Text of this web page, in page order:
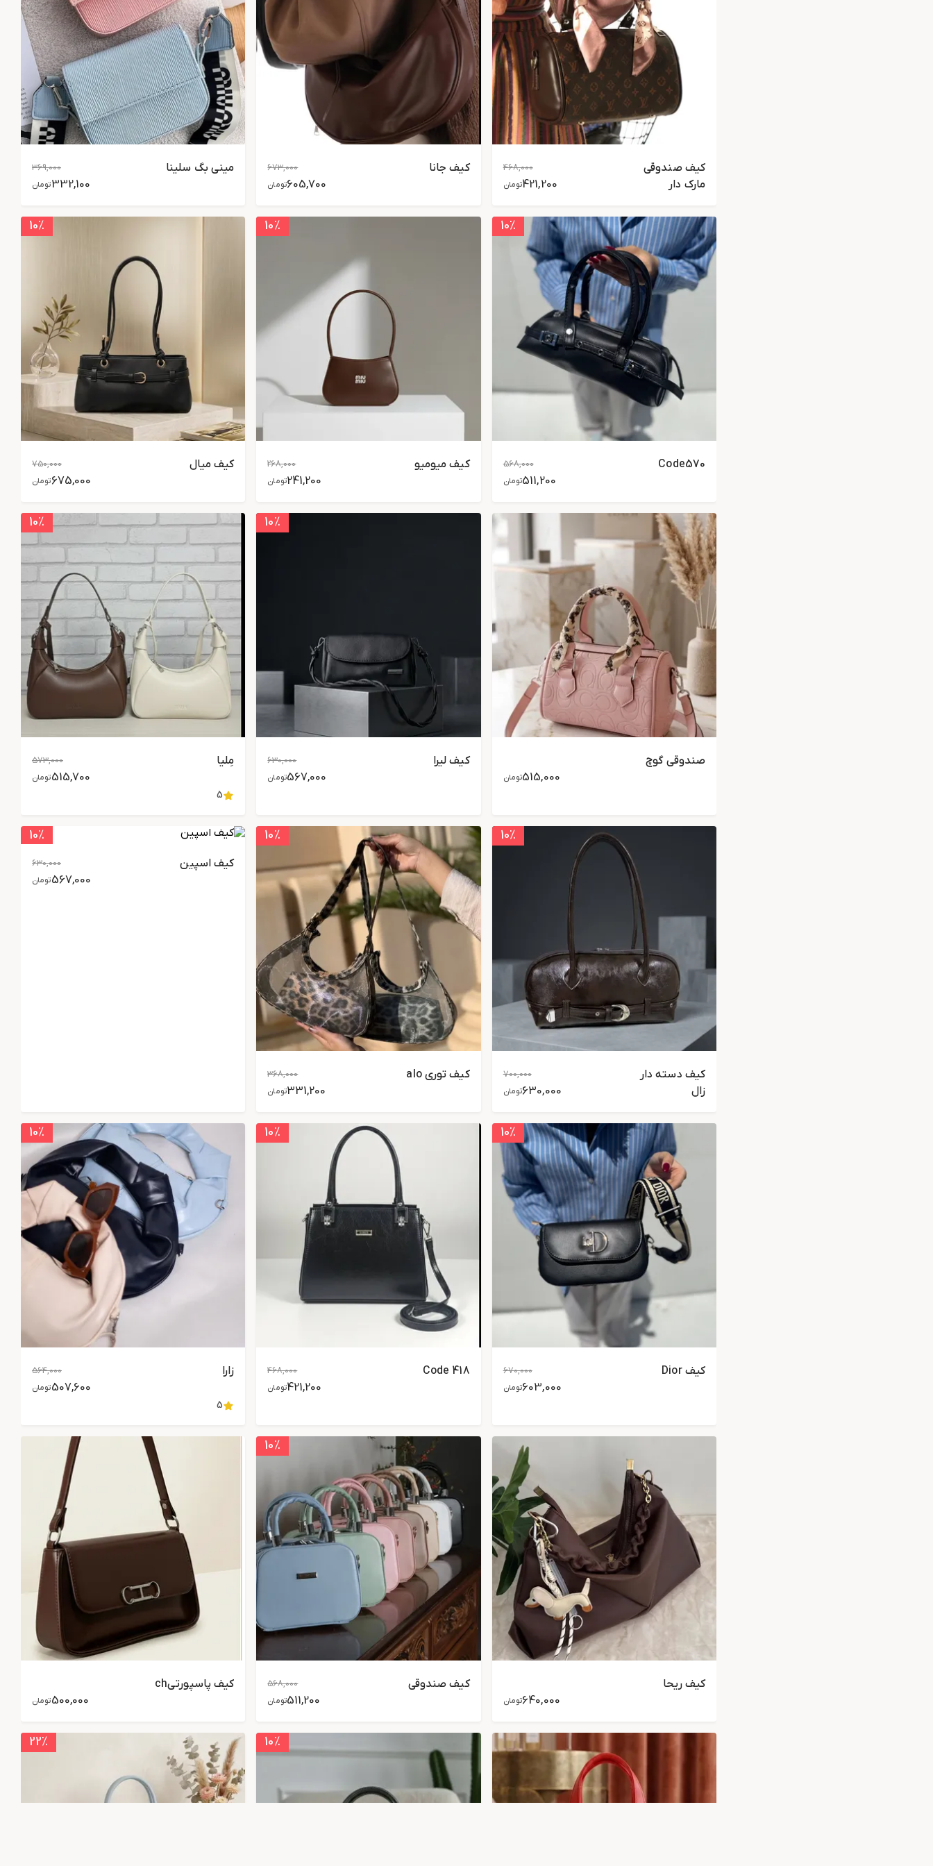
کیف صندوقی
مارک دار
468,000
421,200تومان
کیف جانا 673,000
605,700تومان
مینی بگ سلینا 369,000
332,100تومان
10٪
Code570
568,000
511,200تومان
10٪
کیف میومیو 268,000
241,200تومان
10٪
کیف میال 750,000
675,000تومان
صندوقی گوچ
515,000تومان
10٪
کیف لیرا 630,000
567,000تومان
10٪
مِلیا 573,000
515,700تومان
5
10٪
کیف دسته دار
زال
700,000
630,000تومان
10٪
کیف توری alo 368,000
331,200تومان
10٪
کیف اسپین 630,000
567,000تومان
10٪
کیف Dior 670,000
603,000تومان
10٪
Code 418
468,000
421,200تومان
10٪
زارا 564,000
507,600تومان
5
کیف ریحا
640,000تومان
10٪
کیف صندوقی 568,000
511,200تومان
کیف پاسپورتیch
500,000تومان
10٪ 22٪